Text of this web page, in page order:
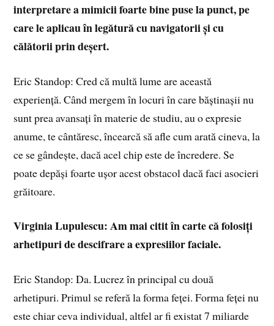
interpretare a mimicii foarte bine puse la punct, pe
care le aplicau în legătură cu navigatorii și cu
călătorii prin deșert.
Eric Standop: Cred că multă lume are această
experiență. Când mergem în locuri în care băștinașii nu
sunt prea avansați în materie de studiu, au o expresie
anume, te cântăresc, încearcă să afle cum arată cineva, la
ce se gândește, dacă acel chip este de încredere. Se
poate depăși foarte ușor acest obstacol dacă faci asocieri
grăitoare.
Virginia Lupulescu: Am mai citit în carte că folosiți
arhetipuri de descifrare a expresiilor faciale.
Eric Standop: Da. Lucrez în principal cu două
arhetipuri. Primul se referă la forma feței. Forma feței nu
este chiar ceva individual, altfel ar fi existat 7 miliarde